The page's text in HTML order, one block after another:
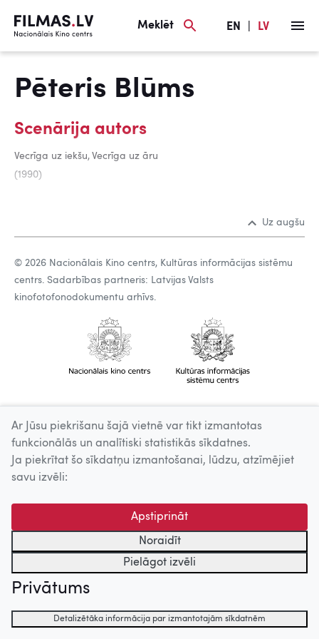
Meklēt EN LV
Pēteris Blūms
Scenārija autors
Vecrīga uz iekšu, Vecrīga uz āru
(1990)
Uz augšu
© 2026 Nacionālais Kino centrs, Kultūras informācijas sistēmu
centrs. Sadarbības partneris: Latvijas Valsts
kinofotofonodokumentu arhīvs.
Ar Jūsu piekrišanu šajā vietnē var tikt izmantotas
funkcionālās un analītiski statistikās sīkdatnes.
Ja piekrītat šo sīkdatņu izmantošanai, lūdzu, atzīmējiet
savu izvēli:
Apstiprināt
Noraidīt
Pielāgot izvēli
Privātums
Detalizētāka informācija par izmantotajām sīkdatnēm